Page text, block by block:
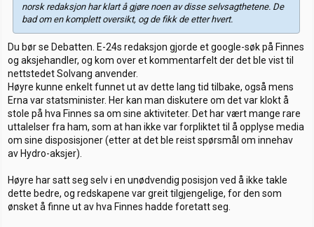
norsk redaksjon har klart å gjøre noen av disse selvsagthetene. De
bad om en komplett oversikt, og de fikk de etter hvert.
Du bør se Debatten. E-24s redaksjon gjorde et google-søk på Finnes
og aksjehandler, og kom over et kommentarfelt der det ble vist til
nettstedet Solvang anvender.
Høyre kunne enkelt funnet ut av dette lang tid tilbake, også mens
Erna var statsminister. Her kan man diskutere om det var klokt å
stole på hva Finnes sa om sine aktiviteter. Det har vært mange rare
uttalelser fra ham, som at han ikke var forpliktet til å opplyse media
om sine disposisjoner (etter at det ble reist spørsmål om innehav
av Hydro-aksjer).
Høyre har satt seg selv i en unødvendig posisjon ved å ikke takle
dette bedre, og redskapene var greit tilgjengelige, for den som
ønsket å finne ut av hva Finnes hadde foretatt seg.